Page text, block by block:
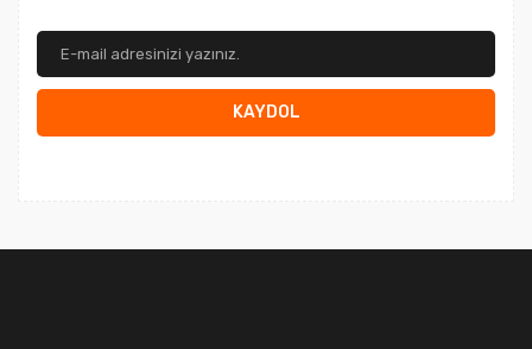
KAYDOL